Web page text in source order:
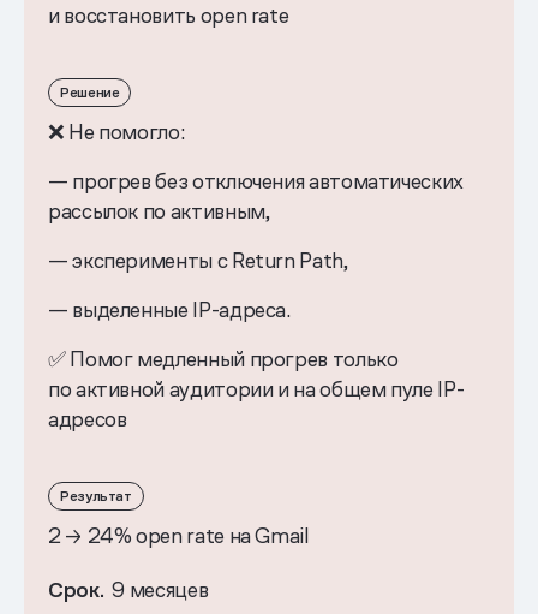
и восстановить open rate
Решение
❌ Не помогло:
— прогрев без отключения автоматических
рассылок по активным,
— эксперименты с Return Path,
— выделенные IP-адреса.
✅ Помог медленный прогрев только
по активной аудитории и на общем пуле IP-
адресов
Результат
2 → 24% open rate на Gmail
Срок.9 месяцев